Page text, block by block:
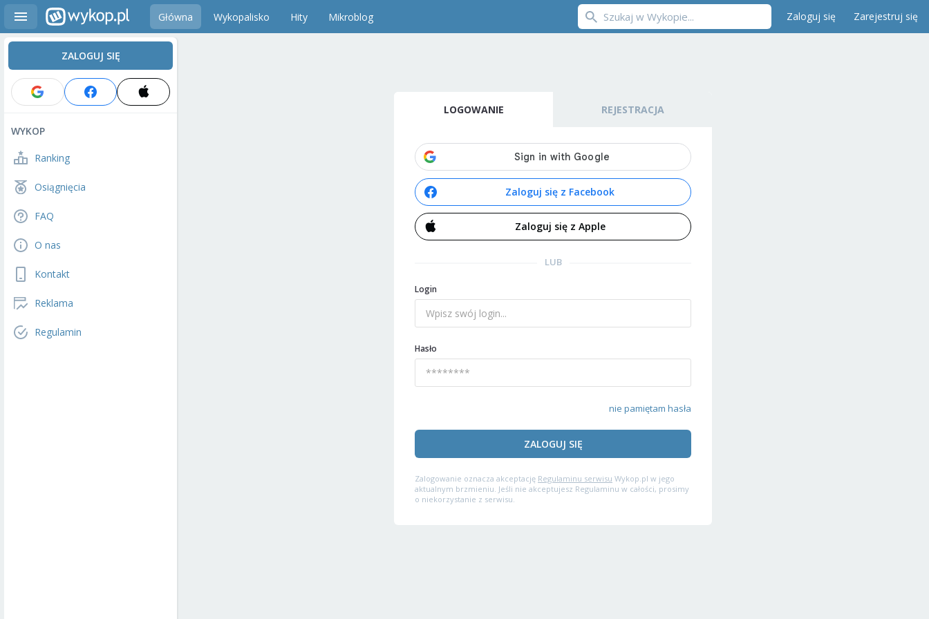
Główna Wykopalisko Hity Mikroblog Zaloguj się Zarejestruj się
ZALOGUJ SIĘ
WYKOP
Ranking
Osiągnięcia
FAQ
O nas
Kontakt
Reklama
Regulamin
LOGOWANIE REJESTRACJA
Zaloguj się z Facebook
Zaloguj się z Apple
LUB
Login
Hasło
nie pamiętam hasła
ZALOGUJ SIĘ
Zalogowanie oznacza akceptację Regulaminu serwisu Wykop.pl w jego
aktualnym brzmieniu. Jeśli nie akceptujesz Regulaminu w całości, prosimy
o niekorzystanie z serwisu.